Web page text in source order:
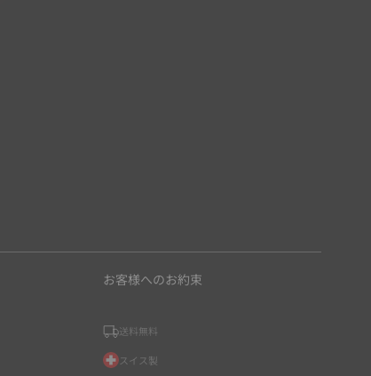
お客様へのお約束
送料無料
スイス製